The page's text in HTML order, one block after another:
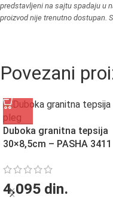
predstavljeni na sajtu spadaju u
proizvod nije trenutno dostupan.
Povezani
Duboka granitna tepsija
30×8,5cm – PASHA 3411
4.095 din.